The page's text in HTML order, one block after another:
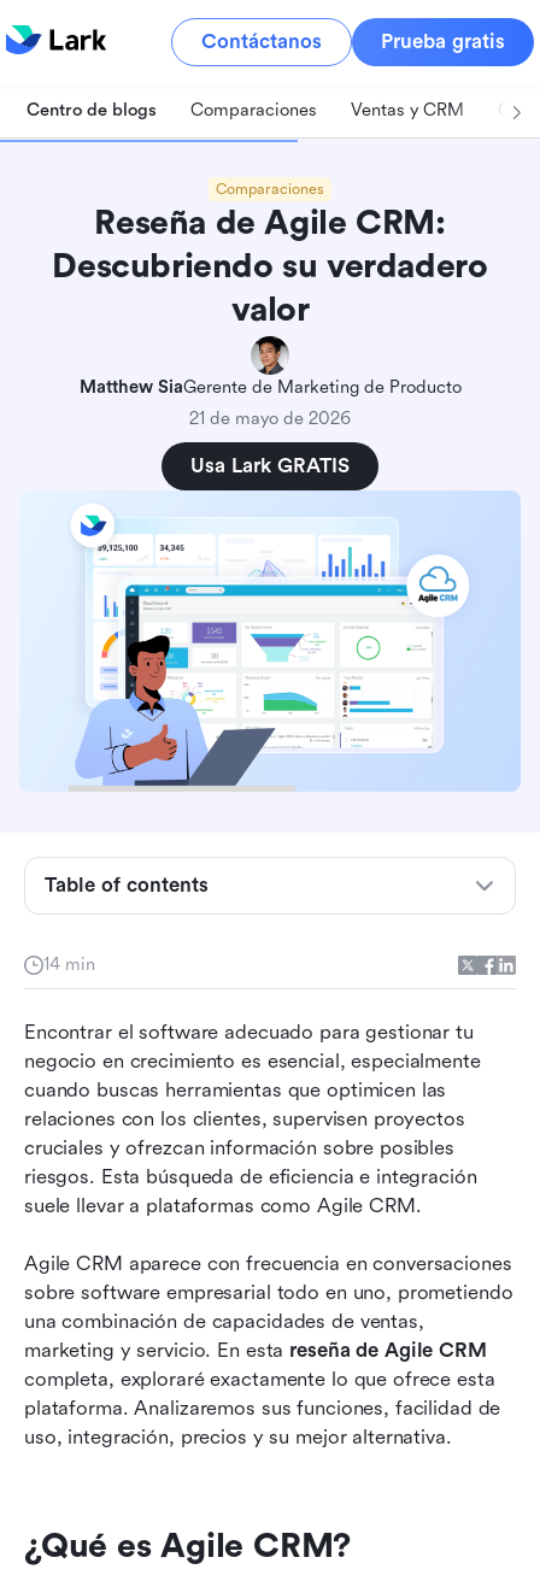
Contáctanos Prueba gratis
Centro de blogs Comparaciones Ventas y CRM
Comparaciones
Reseña de Agile CRM:
Descubriendo su verdadero
valor
Matthew SiaGerente de Marketing de Producto
21 de mayo de 2026
Usa Lark GRATIS
14 min
Encontrar el software adecuado para gestionar tu
negocio en crecimiento es esencial, especialmente
cuando buscas herramientas que optimicen las
relaciones con los clientes, supervisen proyectos
cruciales y ofrezcan información sobre posibles
riesgos. Esta búsqueda de eficiencia e integración
suele llevar a plataformas como Agile CRM.
Agile CRM aparece con frecuencia en conversaciones
sobre software empresarial todo en uno, prometiendo
una combinación de capacidades de ventas,
marketing y servicio. En esta reseña de Agile CRM
completa, exploraré exactamente lo que ofrece esta
plataforma. Analizaremos sus funciones, facilidad de
uso, integración, precios y su mejor alternativa.
¿Qué es Agile CRM?
Table of contents
¿Qué es Agile CRM?
Facilidad de uso y configuración de Agile CRM
Integraciones de Agile CRM
Precios de Agile CRM: descubriendo el costo
real
Ventajas y desventajas de Agile CRM: una
mirada imparcial a las experiencias de los
usuarios
Alternativas a Agile CRM y cómo se comparan
Considera la mejor alternativa a Agile CRM:
Lark
Cómo elegir tu plataforma principal:
Conclusión